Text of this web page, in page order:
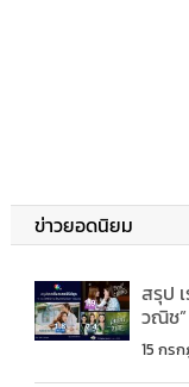
ข่าวยอดนิยม
สรุป
วณิช”
15 กร